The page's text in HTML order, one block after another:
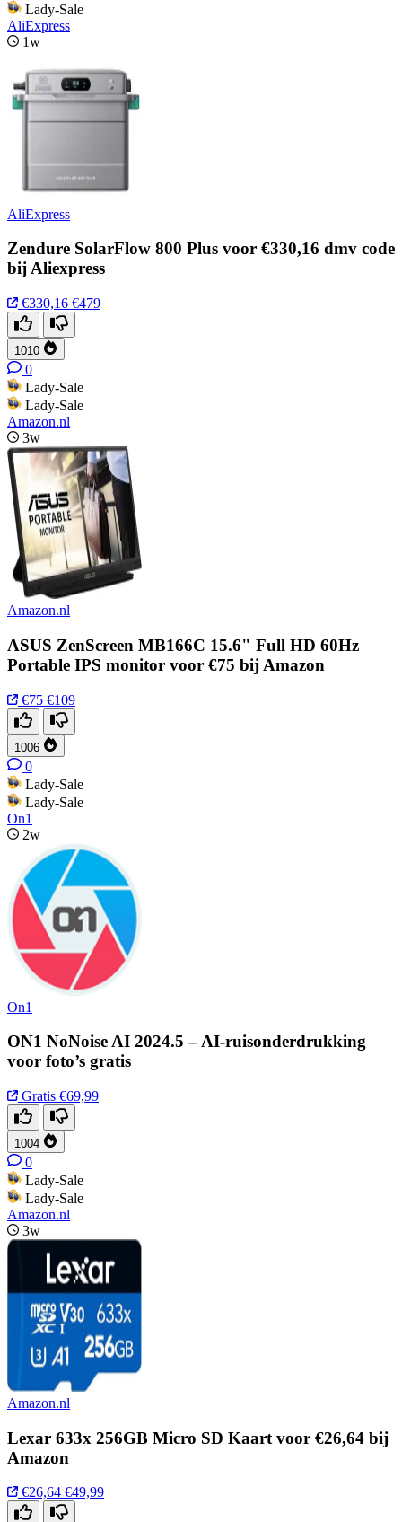
Lady-Sale
AliExpress
1w
AliExpress
Zendure SolarFlow 800 Plus voor €330,16 dmv code
bij Aliexpress
€330,16 €479
1010
0
Lady-Sale
Lady-Sale
Amazon.nl
3w
Amazon.nl
ASUS ZenScreen MB166C 15.6" Full HD 60Hz
Portable IPS monitor voor €75 bij Amazon
€75 €109
1006
0
Lady-Sale
Lady-Sale
On1
2w
On1
ON1 NoNoise AI 2024.5 – AI-ruisonderdrukking
voor foto’s gratis
Gratis €69,99
1004
0
Lady-Sale
Lady-Sale
Amazon.nl
3w
Amazon.nl
Lexar 633x 256GB Micro SD Kaart voor €26,64 bij
Amazon
€26,64 €49,99